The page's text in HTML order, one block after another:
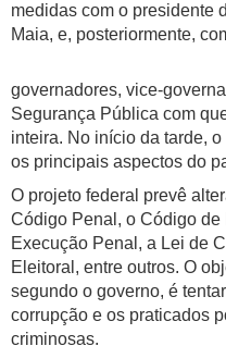
medidas com o presidente
Maia, e, posteriormente,
governadores, vice-
Segurança Pública com
inteira. No início da tarde,
os principais aspectos do
O projeto federal prevê
Código Penal, o Código
Execução Penal, a Lei de
Eleitoral, entre outros. O
segundo o governo, é
corrupção e os praticados
criminosas.